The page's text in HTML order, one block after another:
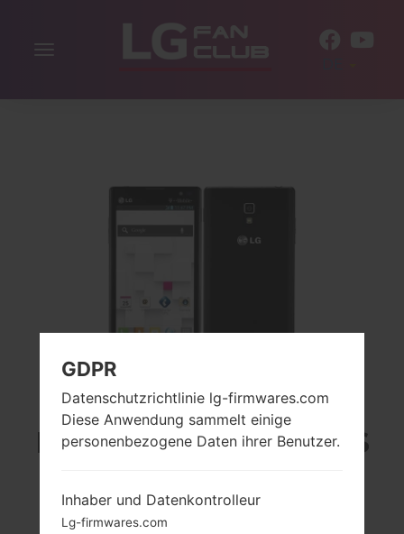
Navigation
LG P769 (LGP769) AUS
DER LG OPTIMUS L9-
GDPR
Datenschutzrichtlinie lg-firmwares.com
Diese Anwendung sammelt einige
personenbezogene Daten ihrer Benutzer.
Inhaber und Datenkontrolleur
Lg-firmwares.com